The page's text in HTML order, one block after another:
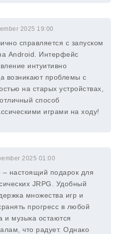
2025 19:00
справляется с запуском
Android. Интерфейс
интуитивно
возникают проблемы с
на старых устройствах,
способ
играми на ходу!
2025 01:00
настоящий подарок для
JRPG. Удобный
множества игр и
прогресс в любой
и музыка остаются
что радует. Однако